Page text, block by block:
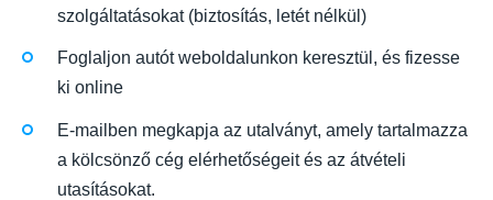
szolgáltatásokat (biztosítás, letét nélkül)
Foglaljon autót weboldalunkon keresztül, és fizesse
ki online
E-mailben megkapja az utalványt, amely tartalmazza
a kölcsönző cég elérhetőségeit és az átvételi
utasításokat.